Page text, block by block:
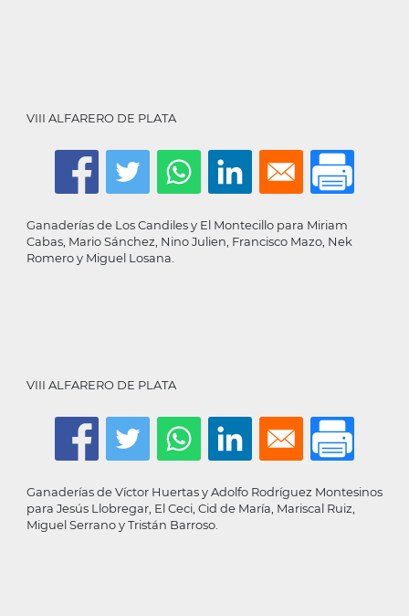
VIII ALFARERO DE PLATA
Ganaderías de Los Candiles y El Montecillo para Miriam
Cabas, Mario Sánchez, Nino Julien, Francisco Mazo, Nek
Romero y Miguel Losana.
VIII ALFARERO DE PLATA
Ganaderías de Víctor Huertas y Adolfo Rodríguez Montesinos
para Jesús Llobregar, El Ceci, Cid de María, Mariscal Ruiz,
Miguel Serrano y Tristán Barroso.